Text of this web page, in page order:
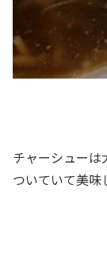
チャーシューは
ついていて美味